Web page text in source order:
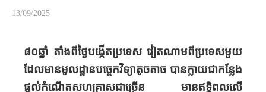
13/09/2025
៨០ឆ្នាំ តាំងពីថ្ងៃ​បង្កើត​ប្រទេស វៀតណាម​ពីប្រទេសមួយ
ដែលមាន​មូលដ្ឋាន​បច្ចេកវិទ្យា​តូចតាច បាន​ក្លាយជាកន្លែង
ផ្តល់​កំណើត​សហគ្រាសជាច្រើន ​មានឥទ្ធិពល​លើ